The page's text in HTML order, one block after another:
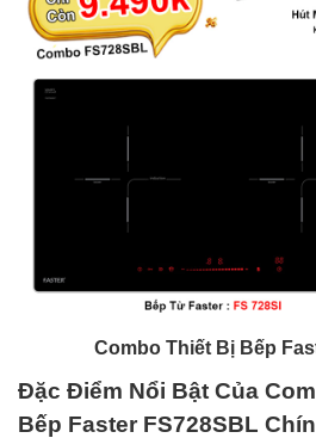
Combo Thiết Bị Bếp
Đặc Điểm Nổi Bật Của
Bếp Faster FS728SBL